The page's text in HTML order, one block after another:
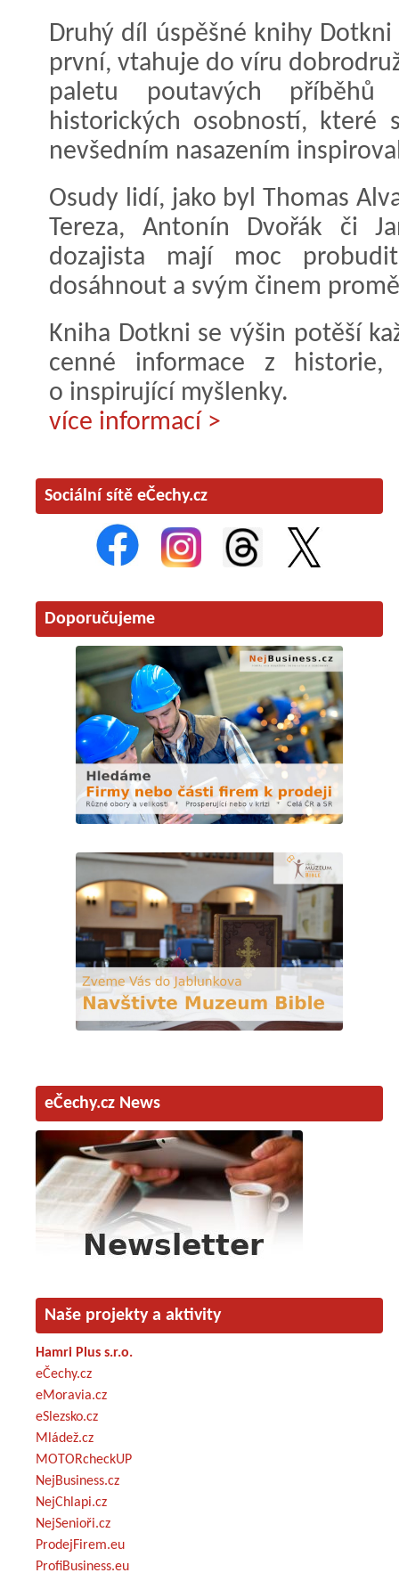
Druhý díl úspěšné knihy
první, vtahuje do víru
paletu poutavých
historických osobností, které
nevšedním nasazením
Osudy lidí, jako byl Thomas
Tereza, Antonín Dvořák či
dozajista mají moc
dosáhnout a svým činem
Kniha Dotkni se výšin potěší
cenné informace z
o inspirující myšlenky.
více informací >
Sociální sítě eČechy.cz
Doporučujeme
eČechy.cz News
Naše projekty a aktivity
Hamri Plus s.r.o.
eČechy.cz
eMoravia.cz
eSlezsko.cz
Mládež.cz
MOTORcheckUP
NejBusiness.cz
NejChlapi.cz
NejSenioři.cz
ProdejFirem.eu
ProfiBusiness.eu